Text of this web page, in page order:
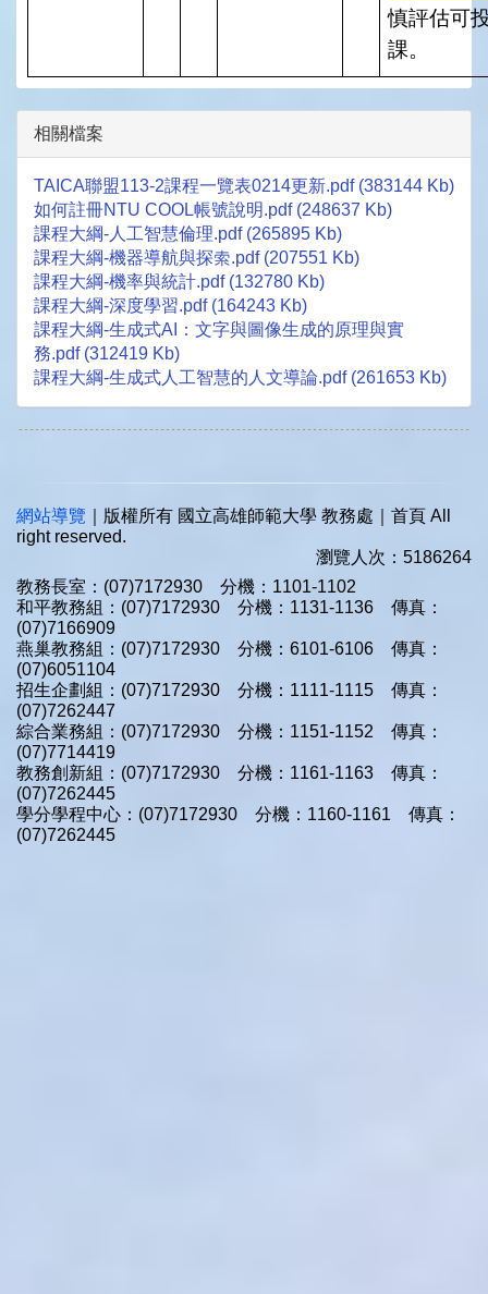
慎評估可
課。
相關檔案
TAICA聯盟113-2課程一覽表0214更新.pdf (383144 Kb)
如何註冊NTU COOL帳號說明.pdf (248637 Kb)
課程大綱-人工智慧倫理.pdf (265895 Kb)
課程大綱-機器導航與探索.pdf (207551 Kb)
課程大綱-機率與統計.pdf (132780 Kb)
課程大綱-深度學習.pdf (164243 Kb)
課程大綱-生成式AI：文字與圖像生成的原理與實
務.pdf (312419 Kb)
課程大綱-生成式人工智慧的人文導論.pdf (261653 Kb)
網站導覽 ｜版權所有 國立高雄師範大學 教務處｜首頁 All
right reserved.
瀏覽人次：5186264
教務長室：(07)7172930 分機：1101-1102
和平教務組：(07)7172930 分機：1131-1136 傳真：
(07)7166909
燕巢教務組：(07)7172930 分機：6101-6106 傳真：
(07)6051104
招生企劃組：(07)7172930 分機：1111-1115 傳真：
(07)7262447
綜合業務組：(07)7172930 分機：1151-1152 傳真：
(07)7714419
教務創新組：(07)7172930 分機：1161-1163 傳真：
(07)7262445
學分學程中心：(07)7172930 分機：1160-1161 傳真：
(07)7262445